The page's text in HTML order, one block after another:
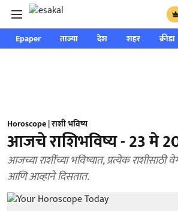
Epaper ताज्या देश शहर क्रीडा
Horoscope | राशी भविष्य
आजचे राशिभविष्य - 23 मे
आजच्या राशींच्या भविष्यात, प्रत्येक राशीसाठी
आणि आव्हाने दिसतात.